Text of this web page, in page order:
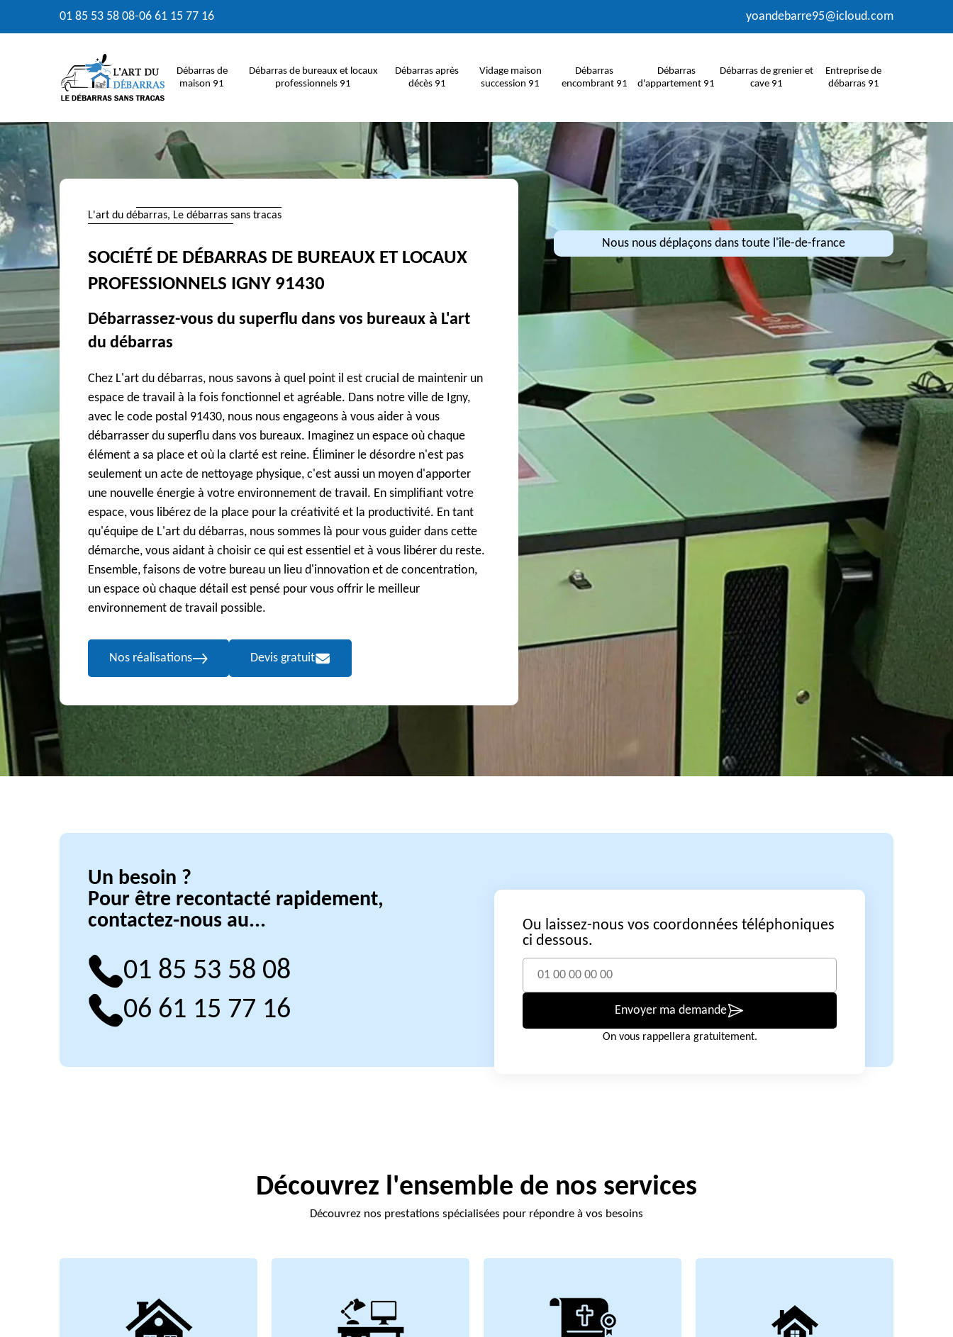
01 85 53 58 08-06 61 15 77 16 yoandebarre95@icloud.com
Débarras de
maison 91
Débarras de bureaux et locaux
professionnels 91
Débarras après
décès 91
Vidage maison
succession 91
Débarras
encombrant 91
Débarras
d'appartement 91
Débarras de grenier et
cave 91
Entreprise de
débarras 91
L'art du débarras, Le débarras sans tracas
SOCIÉTÉ DE DÉBARRAS DE BUREAUX ET LOCAUX
PROFESSIONNELS IGNY 91430
Débarrassez-vous du superflu dans vos bureaux à L'art
du débarras
Chez L'art du débarras, nous savons à quel point il est crucial de maintenir un
espace de travail à la fois fonctionnel et agréable. Dans notre ville de Igny,
avec le code postal 91430, nous nous engageons à vous aider à vous
débarrasser du superflu dans vos bureaux. Imaginez un espace où chaque
élément a sa place et où la clarté est reine. Éliminer le désordre n'est pas
seulement un acte de nettoyage physique, c'est aussi un moyen d'apporter
une nouvelle énergie à votre environnement de travail. En simplifiant votre
espace, vous libérez de la place pour la créativité et la productivité. En tant
qu'équipe de L'art du débarras, nous sommes là pour vous guider dans cette
démarche, vous aidant à choisir ce qui est essentiel et à vous libérer du reste.
Ensemble, faisons de votre bureau un lieu d'innovation et de concentration,
un espace où chaque détail est pensé pour vous offrir le meilleur
environnement de travail possible.
Nos réalisations Devis gratuit
Nous nous déplaçons dans toute l'île-de-france
Un besoin ?
Pour être recontacté rapidement,
contactez-nous au...
01 85 53 58 08
06 61 15 77 16
Ou laissez-nous vos coordonnées téléphoniques
ci dessous.
Envoyer ma demande
On vous rappellera gratuitement.
Découvrez l'ensemble de nos services
Découvrez nos prestations spécialisées pour répondre à vos besoins